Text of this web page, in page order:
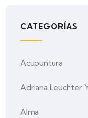
CATEGORÍAS
Acupuntura
Adriana Leuchter
Alma